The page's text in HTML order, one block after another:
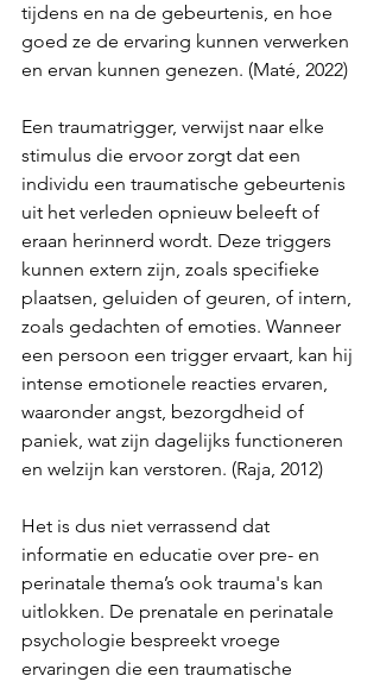
tijdens en na de gebeurtenis, en hoe
goed ze de ervaring kunnen verwerken
en ervan kunnen genezen. (Maté, 2022)
Een traumatrigger, verwijst naar elke
stimulus die ervoor zorgt dat een
individu een traumatische gebeurtenis
uit het verleden opnieuw beleeft of
eraan herinnerd wordt. Deze triggers
kunnen extern zijn, zoals specifieke
plaatsen, geluiden of geuren, of intern,
zoals gedachten of emoties. Wanneer
een persoon een trigger ervaart, kan hij
intense emotionele reacties ervaren,
waaronder angst, bezorgdheid of
paniek, wat zijn dagelijks functioneren
en welzijn kan verstoren. (Raja, 2012)
Het is dus niet verrassend dat
informatie en educatie over pre- en
perinatale thema’s ook trauma's kan
uitlokken. De prenatale en perinatale
psychologie bespreekt vroege
ervaringen die een traumatische